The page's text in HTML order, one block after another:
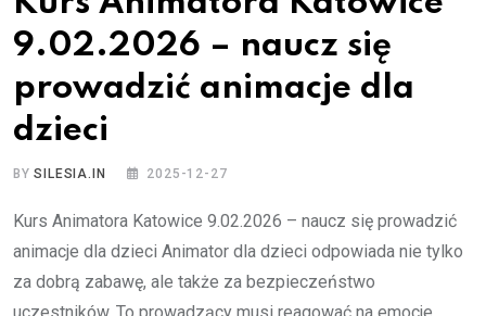
9.02.2026 – naucz się
prowadzić animacje dla
dzieci
BYSILESIA.IN 2025-12-27
Kurs Animatora Katowice 9.02.2026 – naucz się prowadzić
animacje dla dzieci Animator dla dzieci odpowiada nie tylko
za dobrą zabawę, ale także za bezpieczeństwo